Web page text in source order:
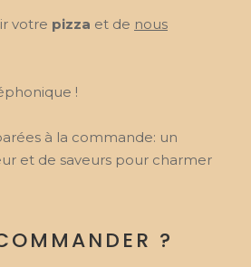
votre pizza et de nous
!
à la commande: un
et de saveurs pour charmer
?